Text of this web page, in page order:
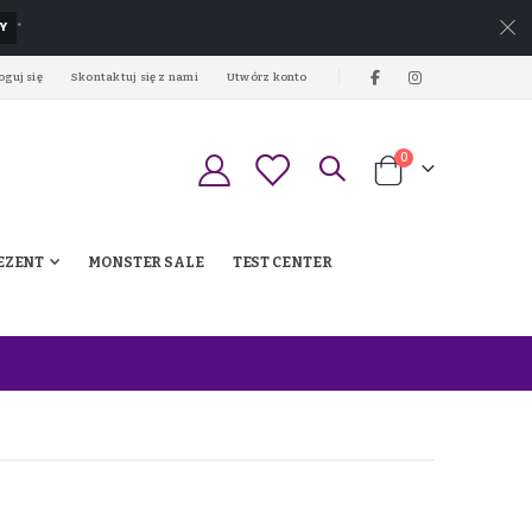
*
się Skontaktuj się z nami Utwórz konto
Koszyk
0produkty
MONSTER SALE TEST CENTER